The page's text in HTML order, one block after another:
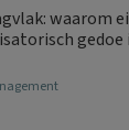
waarom
gedoe